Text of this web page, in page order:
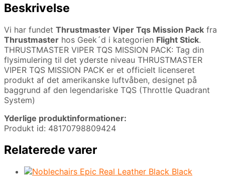
Beskrivelse
Vi har fundet Thrustmaster Viper Tqs Mission Pack fra
Thrustmaster hos Geek´d i kategorien Flight Stick.
THRUSTMASTER VIPER TQS MISSION PACK: Tag din
flysimulering til det yderste niveau THRUSTMASTER
VIPER TQS MISSION PACK er et officielt licenseret
produkt af det amerikanske luftvåben, designet på
baggrund af den legendariske TQS (Throttle Quadrant
System)
Yderlige produktinformationer:
Produkt id: 48170798809424
Relaterede varer